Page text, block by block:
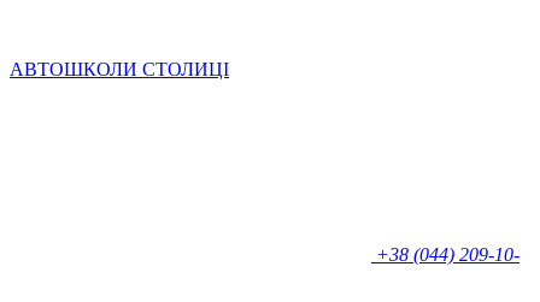
АВТОШКОЛИ СТОЛИЦІ
+38 (044) 209-10-